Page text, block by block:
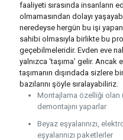
faaliyeti sırasında insanların
olmamasından dolayı
neredeyse hergün bu işi
sahibi olmasıyla birlikte bu
geçebilmeleridir. Evden eve
yalnızca ‘taşıma’ gelir.
taşımanın dışındada sizlere
bazılarını şöyle sıralayabiliriz.
Montajlama özelliği olan
demontajını yaparlar
Beyaz eşyalarınızı,
eşyalarınızı paketlerler